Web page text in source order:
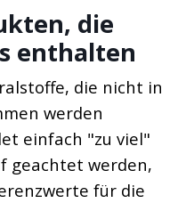
die
enthalten
die nicht in
werden
einfach "zu viel"
geachtet werden,
für die